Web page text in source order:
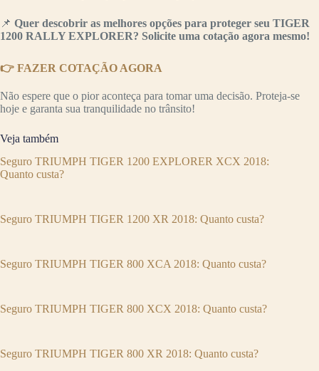
📌 Quer descobrir as melhores opções para proteger seu TIGER
1200 RALLY EXPLORER? Solicite uma cotação agora mesmo!
👉 FAZER COTAÇÃO AGORA
Não espere que o pior aconteça para tomar uma decisão. Proteja-se
hoje e garanta sua tranquilidade no trânsito!
Veja também
Seguro TRIUMPH TIGER 1200 EXPLORER XCX 2018:
Quanto custa?
Seguro TRIUMPH TIGER 1200 XR 2018: Quanto custa?
Seguro TRIUMPH TIGER 800 XCA 2018: Quanto custa?
Seguro TRIUMPH TIGER 800 XCX 2018: Quanto custa?
Seguro TRIUMPH TIGER 800 XR 2018: Quanto custa?